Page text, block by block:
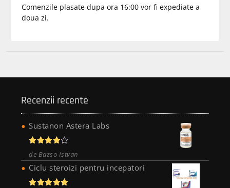
Comenzile plasate dupa ora 16:00 vor fi expediate a
doua zi.
Recenzii recente
Sustanon Astera Labs
Evaluat
la 4din
5
de Bazso Istvan
Ciclu steroizi pentru incepatori